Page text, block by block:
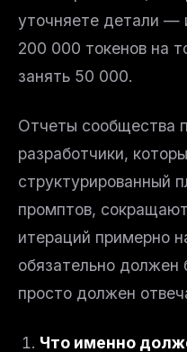
уточняете детали —
200 000 токенов на
занять 50 000.
Отчеты сообщества
разработчики,
структурированный
промптов,
итераций примерно
обязательно
просто должен
Что именно